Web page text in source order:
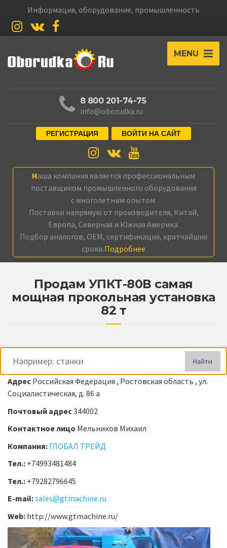
Информация, оборудование, промышленность
MENU
8 800 201-74-75
info@oborudka.ru
РЕГИСТРАЦИЯ ВОЙТИ НА САЙТ
Наша компания является профессиональным
поставщиком промышленного оборудования
с многолетним опытом.
Поставки напрямую от производителя, Китай,
Европа, Северная и Южная Америка.
Подбор аналогов, OEM, сертификация, кратчайшие
сроки.Подробнее
Продам УПКТ-80В самая
мощная прокольная установка
82 т
Найти
Адрес Российская Федерация , Ростовская область , ул.
Социалистическая, д. 86 а
Почтовый адрес344002
Контактное лицо Мельников Михаил
Компания: ГЛОБАЛ ТРЕЙД
Тел.: +74993481484
Тел.: +79282796645
E-mail:sales@gtmachine.ru
Web: http://www.gtmachine.ru/